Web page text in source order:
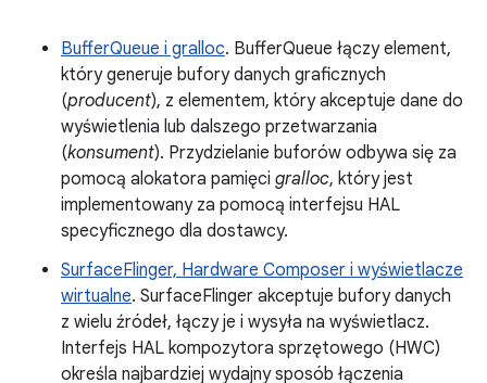
BufferQueue i gralloc. BufferQueue łączy element,
który generuje bufory danych graficznych
(producent), z elementem, który akceptuje dane do
wyświetlenia lub dalszego przetwarzania
(konsument). Przydzielanie buforów odbywa się za
pomocą alokatora pamięci gralloc, który jest
implementowany za pomocą interfejsu HAL
specyficznego dla dostawcy.
SurfaceFlinger, Hardware Composer i wyświetlacze
wirtualne. SurfaceFlinger akceptuje bufory danych
z wielu źródeł, łączy je i wysyła na wyświetlacz.
Interfejs HAL kompozytora sprzętowego (HWC)
określa najbardziej wydajny sposób łączenia